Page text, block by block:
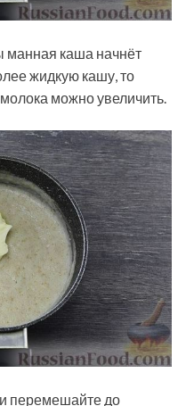
манная каша начнёт
жидкую кашу, то
можно увеличить.
перемешайте до